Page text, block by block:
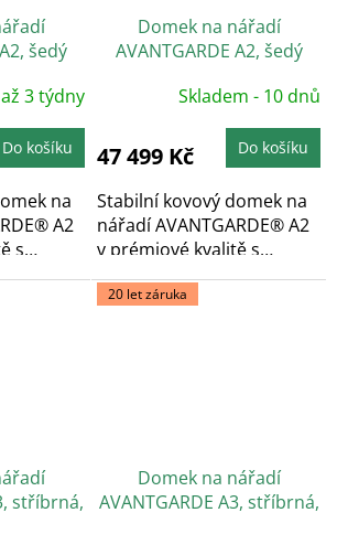
šedý
3 týdny
Do košíku
na
A2
s
Domek na nářadí
AVANTGARDE A2, šedý
Skladem - 10 dnů
47 499 Kč Do košíku
Stabilní kovový domek na
nářadí AVANTGARDE® A2
v prémiové kvalitě s
pultovou...
stříbrná,
20 let záruka
Domek na nářadí
AVANTGARDE A3, stříbrná,